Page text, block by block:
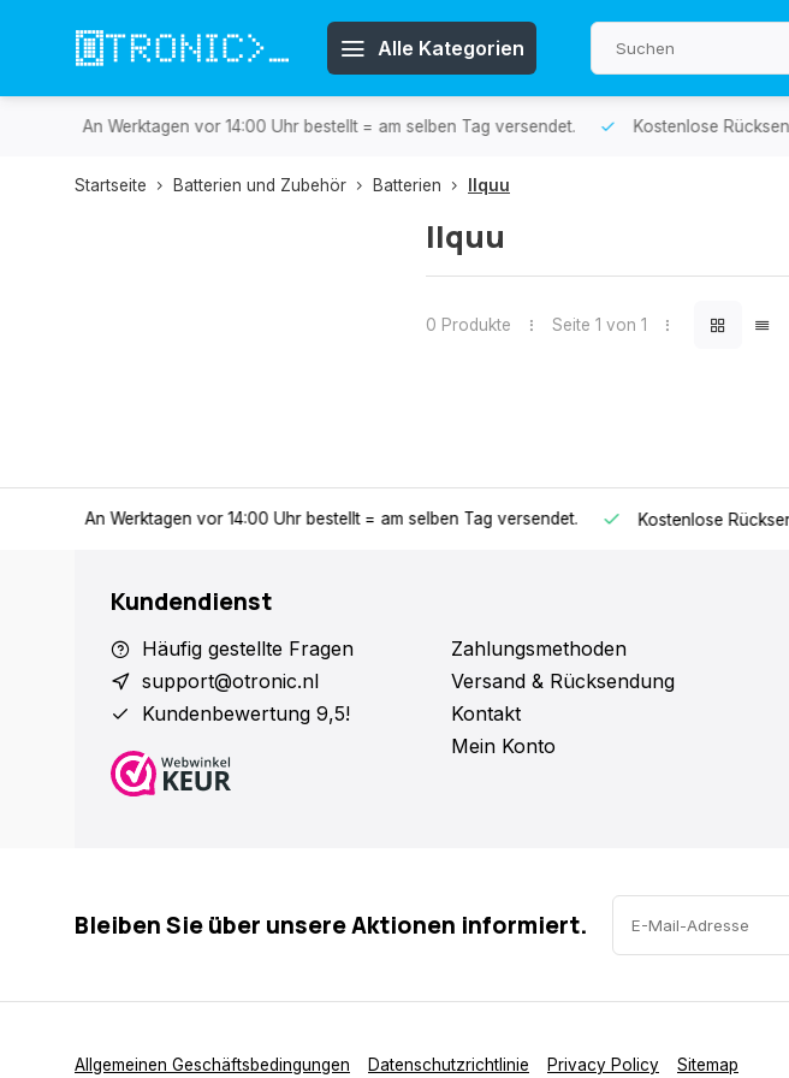
Alle Kategorien
Kostenlose Rücksendung 30 Tage Rückgaberecht 1 Jahr Garantie
Startseite Batterien und Zubehör Batterien IIquu
IIquu
0 Produkte Seite 1 von 1
Kostenlose Rücksendung 30 Tage Rückgaberecht 1 Jahr Garantie
Kundendienst
Häufig gestellte Fragen
support@otronic.nl
Kundenbewertung 9,5!
Zahlungsmethoden
Versand & Rücksendung
Kontakt
Mein Konto
Bleiben Sie über unsere Aktionen informiert.
Allgemeinen Geschäftsbedingungen Datenschutzrichtlinie Privacy Policy Sitemap